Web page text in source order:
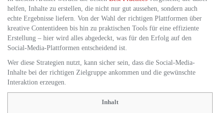
helfen, Inhalte zu erstellen, die nicht nur gut aussehen, sondern auch
echte Ergebnisse liefern. Von der Wahl der richtigen Plattformen über
kreative Contentideen bis hin zu praktischen Tools für eine effiziente
Erstellung – hier wird alles abgedeckt, was für den Erfolg auf den
Social-Media-Plattformen entscheidend ist.
Wer diese Strategien nutzt, kann sicher sein, dass die Social-Media-
Inhalte bei der richtigen Zielgruppe ankommen und die gewünschte
Interaktion erzeugen.
Inhalt